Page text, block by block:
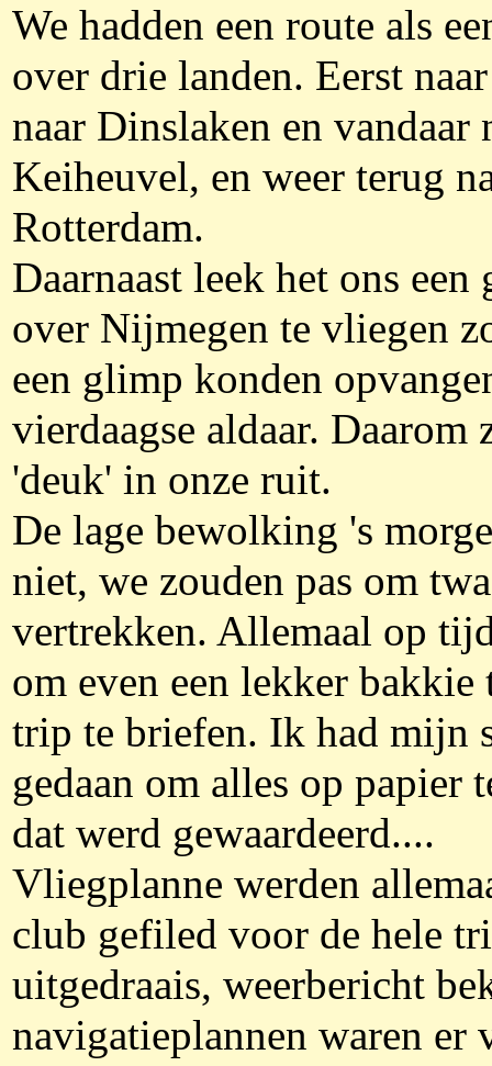
We hadden een route als
over drie landen. Eerst
naar Dinslaken en vandaar
Keiheuvel, en weer terug
Rotterdam.
Daarnaast leek het ons een
over Nijmegen te vliegen
een glimp konden
vierdaagse aldaar. Daarom
'deuk' in onze ruit.
De lage bewolking 's
niet, we zouden pas om
vertrekken. Allemaal op
om even een lekker bakkie
trip te briefen. Ik had mijn
gedaan om alles op papier
dat werd gewaardeerd....
Vliegplanne werden
club gefiled voor de hele
uitgedraais, weerbericht
navigatieplannen waren er